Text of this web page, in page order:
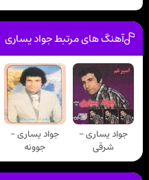
آهنگ های مرتبط جواد يساری
جواد يساری -
شرقی
جواد يساری -
جوونه